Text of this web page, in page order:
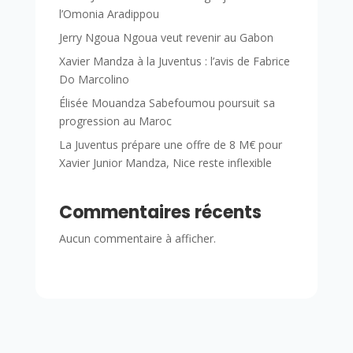
l’Omonia Aradippou
Jerry Ngoua Ngoua veut revenir au Gabon
Xavier Mandza à la Juventus : l’avis de Fabrice
Do Marcolino
Élisée Mouandza Sabefoumou poursuit sa
progression au Maroc
La Juventus prépare une offre de 8 M€ pour
Xavier Junior Mandza, Nice reste inflexible
Commentaires récents
Aucun commentaire à afficher.